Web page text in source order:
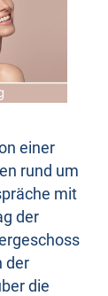
einer
rund um
mit
der
der
die